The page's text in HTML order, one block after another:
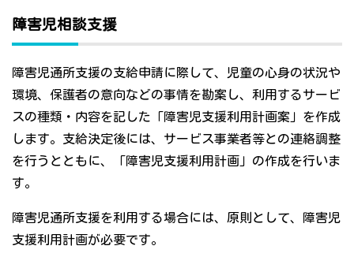
障害児相談支援
障害児通所支援の支給申請に際して、児童の心身の状況や
環境、保護者の意向などの事情を勘案し、利用するサービ
スの種類・内容を記した「障害児支援利用計画案」を作成
します。支給決定後には、サービス事業者等との連絡調整
を行うとともに、「障害児支援利用計画」の作成を行いま
す。
障害児通所支援を利用する場合には、原則として、障害児
支援利用計画が必要です。